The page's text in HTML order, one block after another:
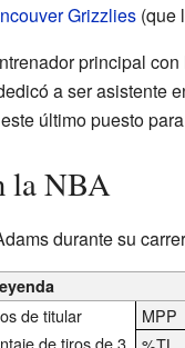
Grizzlies(que
principal con
a ser asistente
último puesto
la NBA
durante su
de titular MPP
de tiros de 3